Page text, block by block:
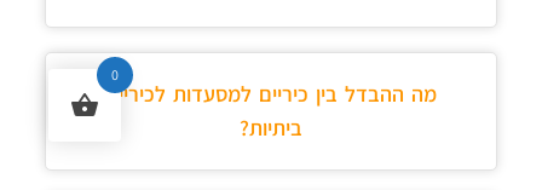
מה ההבדל בין כיריים למסעדות לכיריים
ביתיות?
0